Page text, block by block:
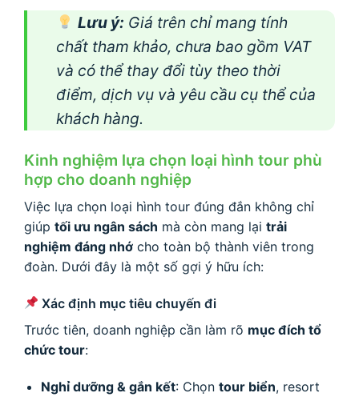
Lưu ý: Giá trên chỉ mang tính
chất tham khảo, chưa bao gồm VAT
và có thể thay đổi tùy theo thời
điểm, dịch vụ và yêu cầu cụ thể của
khách hàng.
Kinh nghiệm lựa chọn loại hình tour phù
hợp cho doanh nghiệp
Việc lựa chọn loại hình tour đúng đắn không chỉ
giúp tối ưu ngân sách mà còn mang lại trải
nghiệm đáng nhớ cho toàn bộ thành viên trong
đoàn. Dưới đây là một số gợi ý hữu ích:
Xác định mục tiêu chuyến đi
Trước tiên, doanh nghiệp cần làm rõ mục đích tổ
chức tour:
Nghỉ dưỡng & gắn kết: Chọn tour biển, resort